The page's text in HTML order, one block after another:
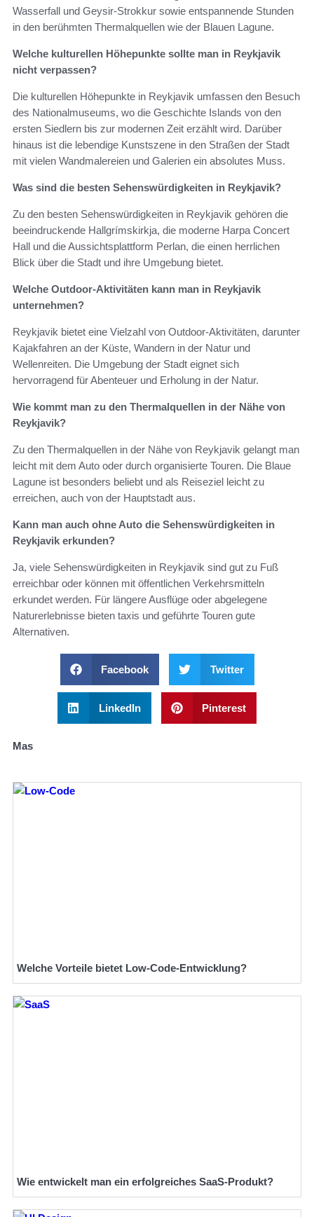
Wasserfall und Geysir-Strokkur sowie entspannende Stunden
in den berühmten Thermalquellen wie der Blauen Lagune.
Welche kulturellen Höhepunkte sollte man in Reykjavik
nicht verpassen?
Die kulturellen Höhepunkte in Reykjavik umfassen den Besuch
des Nationalmuseums, wo die Geschichte Islands von den
ersten Siedlern bis zur modernen Zeit erzählt wird. Darüber
hinaus ist die lebendige Kunstszene in den Straßen der Stadt
mit vielen Wandmalereien und Galerien ein absolutes Muss.
Was sind die besten Sehenswürdigkeiten in Reykjavik?
Zu den besten Sehenswürdigkeiten in Reykjavik gehören die
beeindruckende Hallgrímskirkja, die moderne Harpa Concert
Hall und die Aussichtsplattform Perlan, die einen herrlichen
Blick über die Stadt und ihre Umgebung bietet.
Welche Outdoor-Aktivitäten kann man in Reykjavik
unternehmen?
Reykjavik bietet eine Vielzahl von Outdoor-Aktivitäten, darunter
Kajakfahren an der Küste, Wandern in der Natur und
Wellenreiten. Die Umgebung der Stadt eignet sich
hervorragend für Abenteuer und Erholung in der Natur.
Wie kommt man zu den Thermalquellen in der Nähe von
Reykjavik?
Zu den Thermalquellen in der Nähe von Reykjavik gelangt man
leicht mit dem Auto oder durch organisierte Touren. Die Blaue
Lagune ist besonders beliebt und als Reiseziel leicht zu
erreichen, auch von der Hauptstadt aus.
Kann man auch ohne Auto die Sehenswürdigkeiten in
Reykjavik erkunden?
Ja, viele Sehenswürdigkeiten in Reykjavik sind gut zu Fuß
erreichbar oder können mit öffentlichen Verkehrsmitteln
erkundet werden. Für längere Ausflüge oder abgelegene
Naturerlebnisse bieten taxis und geführte Touren gute
Alternativen.
Facebook Twitter
LinkedIn Pinterest
Mas
Welche Vorteile bietet Low-Code-Entwicklung?
Wie entwickelt man ein erfolgreiches SaaS-Produkt?